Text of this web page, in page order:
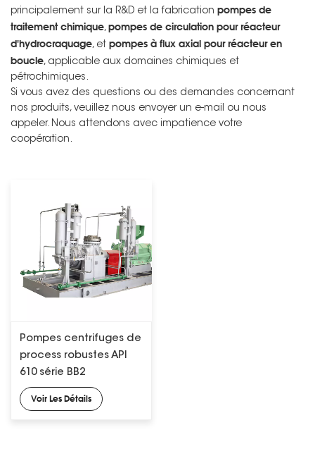
principalement sur la R&D et la fabrication pompes de
traitement chimique, pompes de circulation pour réacteur
d'hydrocraquage, et pompes à flux axial pour réacteur en
boucle, applicable aux domaines chimiques et
pétrochimiques.
Si vous avez des questions ou des demandes concernant
nos produits, veuillez nous envoyer un e-mail ou nous
appeler. Nous attendons avec impatience votre
coopération.
Pompes centrifuges de
process robustes API
610 série BB2
Voir Les Détails